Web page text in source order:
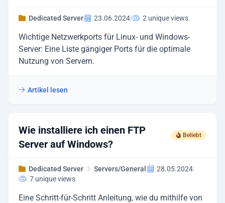
Dedicated Server| 23.06.2024| 2 unique views
Wichtige Netzwerkports für Linux- und Windows-
Server: Eine Liste gängiger Ports für die optimale
Nutzung von Servern.
Artikel lesen
Beliebt
Wie installiere ich einen FTP
Server auf Windows?
Dedicated Server Servers/General | 28.05.2024|
7 unique views
Eine Schritt-für-Schritt Anleitung, wie du mithilfe von